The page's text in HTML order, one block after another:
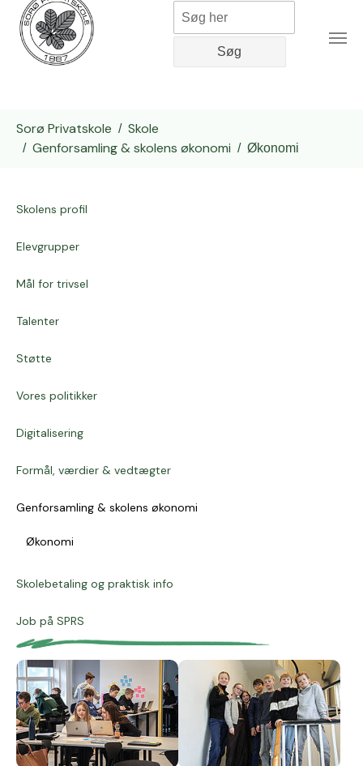
Sorø Privatskole
Skole
Genforsamling & skolens økonomi
Økonomi
Skolens profil
Elevgrupper
Mål for trivsel
Talenter
Støtte
Vores politikker
Digitalisering
Formål, værdier & vedtægter
Genforsamling & skolens økonomi
Økonomi
Skolebetaling og praktisk info
Job på SPRS